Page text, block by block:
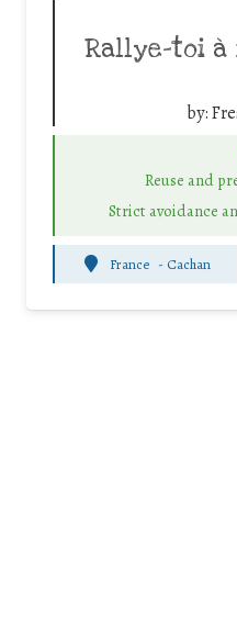
Rallye-toi à
by:
Reuse and
Strict avoidance
France - Cachan